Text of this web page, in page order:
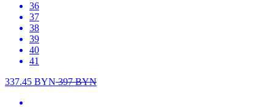
36
37
38
39
40
41
337.45 BYN397BYN